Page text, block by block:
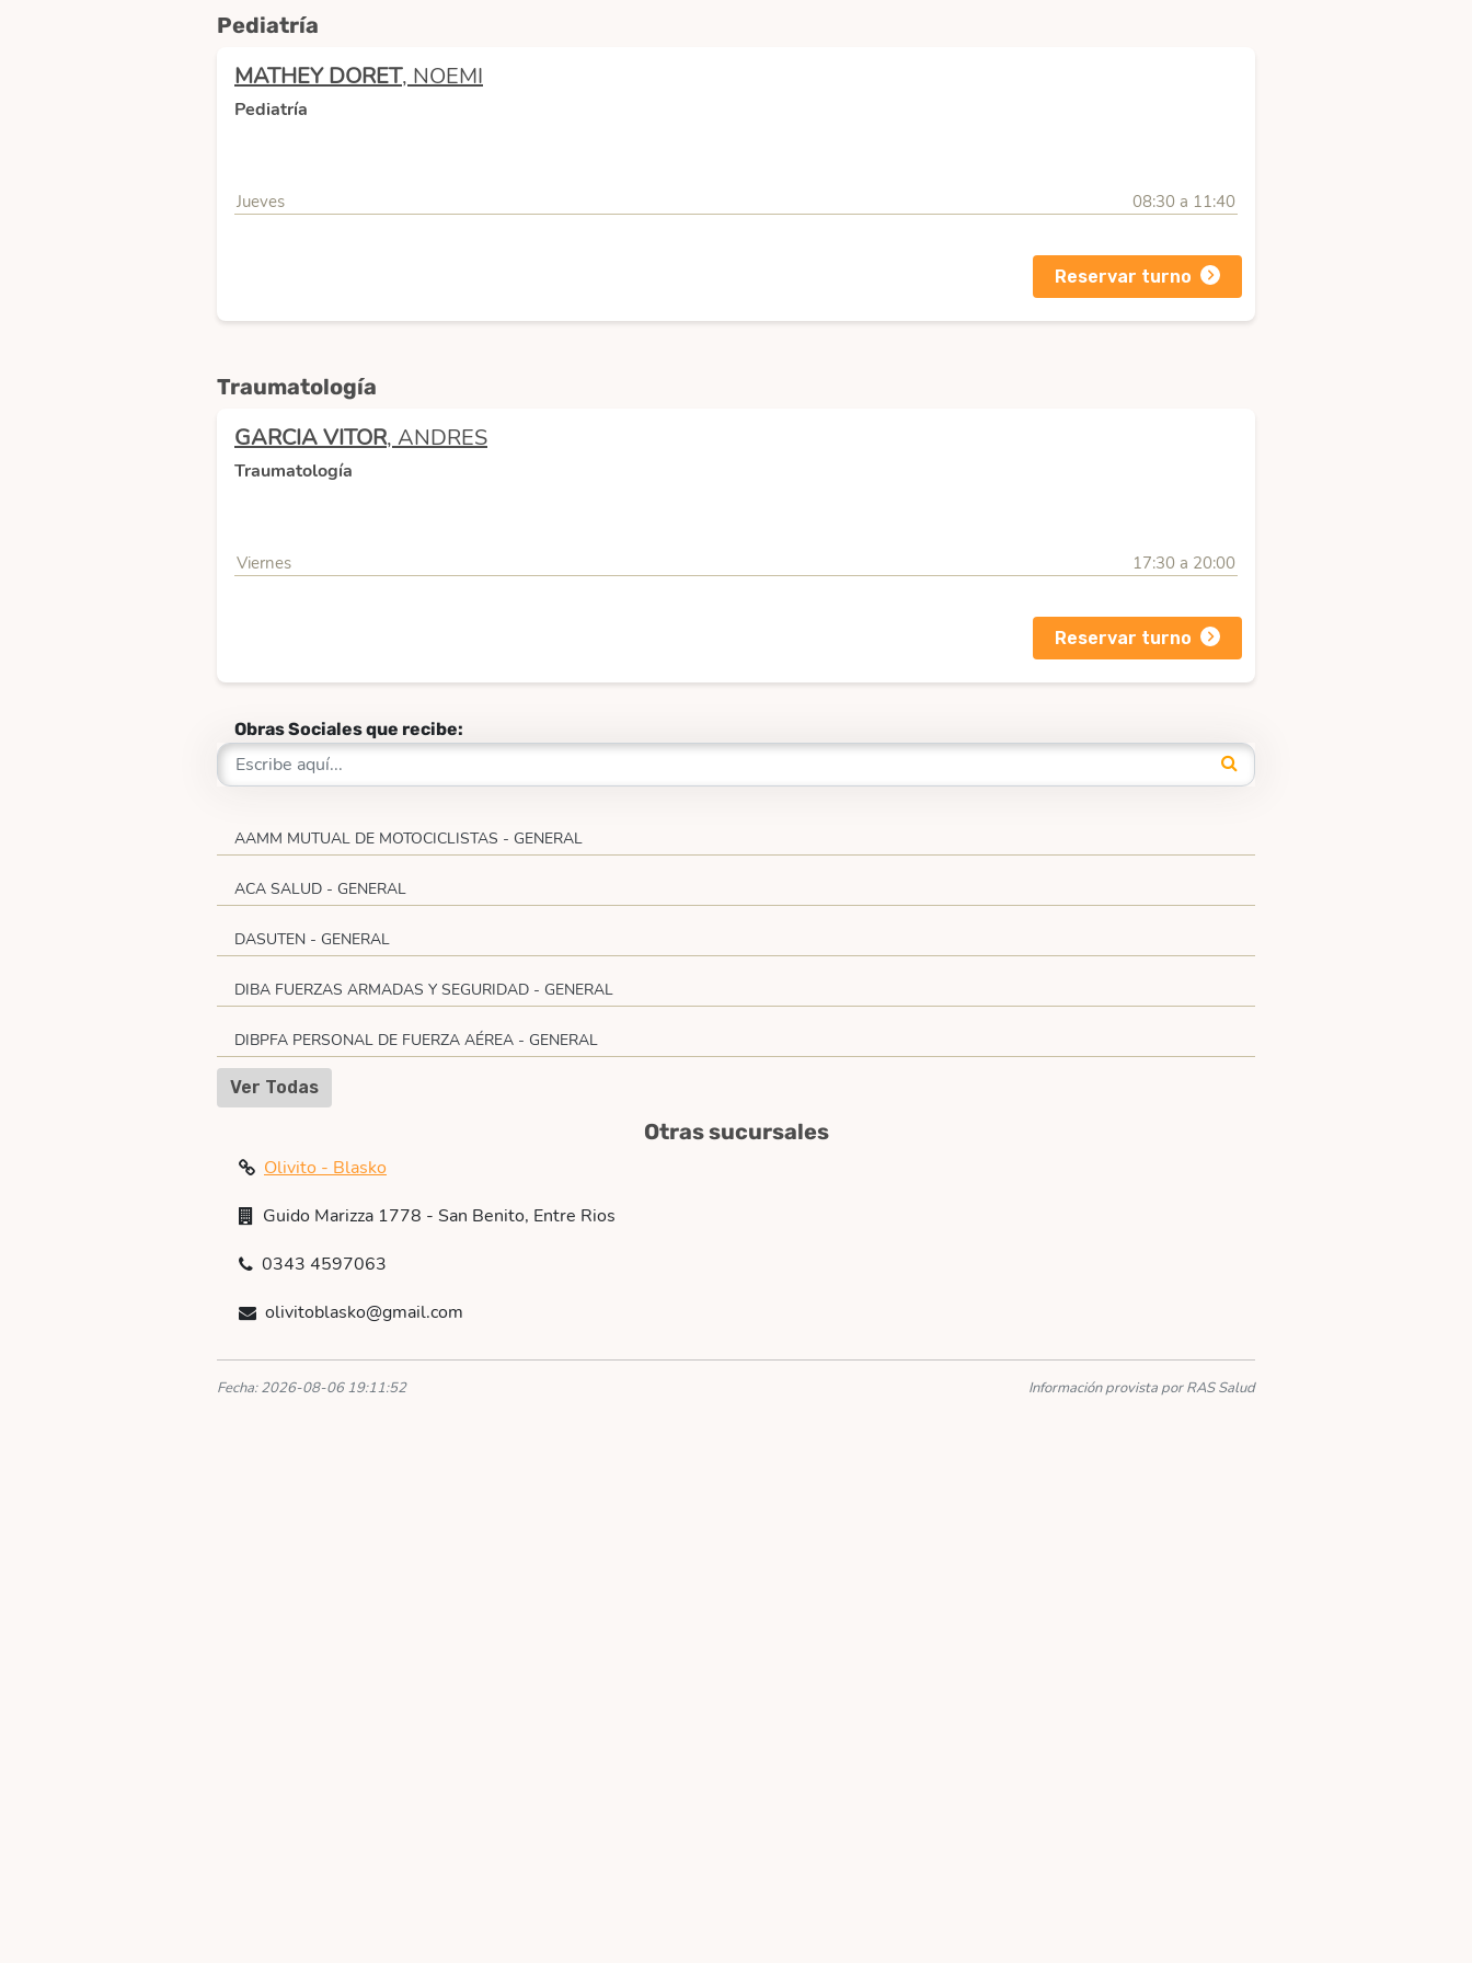
Pediatría
MATHEY DORET, NOEMI
Pediatría
Jueves 08:30 a 11:40
Reservar turno
Traumatología
GARCIA VITOR, ANDRES
Traumatología
Viernes 17:30 a 20:00
Reservar turno
Obras Sociales que recibe:
AAMM MUTUAL DE MOTOCICLISTAS - GENERAL
ACA SALUD - GENERAL
DASUTEN - GENERAL
DIBA FUERZAS ARMADAS Y SEGURIDAD - GENERAL
DIBPFA PERSONAL DE FUERZA AÉREA - GENERAL
Ver Todas
Otras sucursales
Olivito - Blasko
Guido Marizza 1778 - San Benito, Entre Rios
0343 4597063
olivitoblasko@gmail.com
Fecha: 2026-08-06 19:11:52 Información provista por RAS Salud